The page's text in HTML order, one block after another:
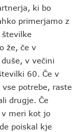
ki bo
primerjamo z
številke
že, če v
v večini
60. Če v
potrebe, raste
drugje. Če
v meri kot jo
poiskal kje